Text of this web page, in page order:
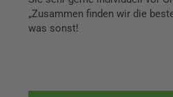
„Zusammen finden wir die
was sonst!